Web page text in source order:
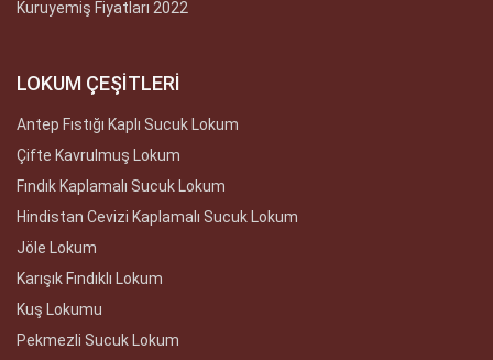
Kuruyemiş Fiyatları 2022
LOKUM ÇEŞİTLERİ
Antep Fıstığı Kaplı Sucuk Lokum
Çifte Kavrulmuş Lokum
Fındık Kaplamalı Sucuk Lokum
Hindistan Cevizi Kaplamalı Sucuk Lokum
Jöle Lokum
Karışık Fındıklı Lokum
Kuş Lokumu
Pekmezli Sucuk Lokum